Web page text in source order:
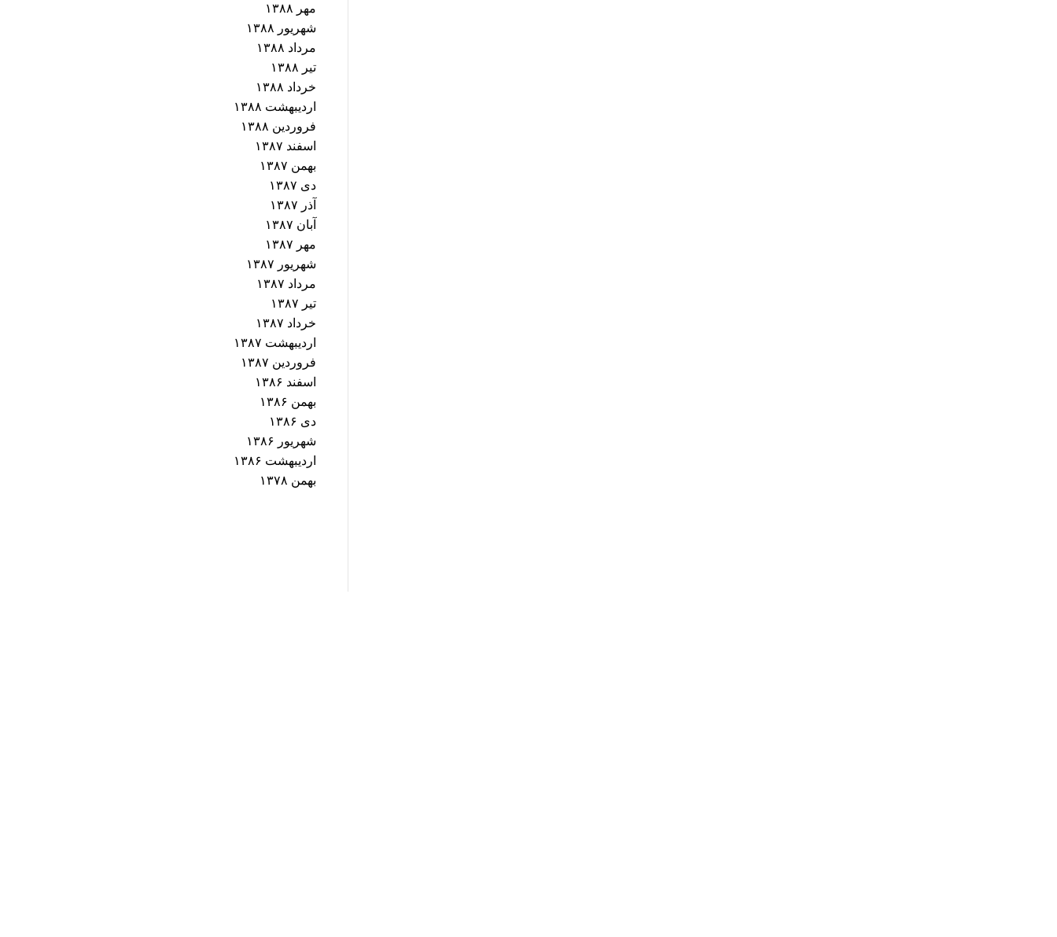
مهر ۱۳۸۸
شهریور ۱۳۸۸
مرداد ۱۳۸۸
تیر ۱۳۸۸
خرداد ۱۳۸۸
اردیبهشت ۱۳۸۸
فروردین ۱۳۸۸
اسفند ۱۳۸۷
بهمن ۱۳۸۷
دی ۱۳۸۷
آذر ۱۳۸۷
آبان ۱۳۸۷
مهر ۱۳۸۷
شهریور ۱۳۸۷
مرداد ۱۳۸۷
تیر ۱۳۸۷
خرداد ۱۳۸۷
اردیبهشت ۱۳۸۷
فروردین ۱۳۸۷
اسفند ۱۳۸۶
بهمن ۱۳۸۶
دی ۱۳۸۶
شهریور ۱۳۸۶
اردیبهشت ۱۳۸۶
بهمن ۱۳۷۸